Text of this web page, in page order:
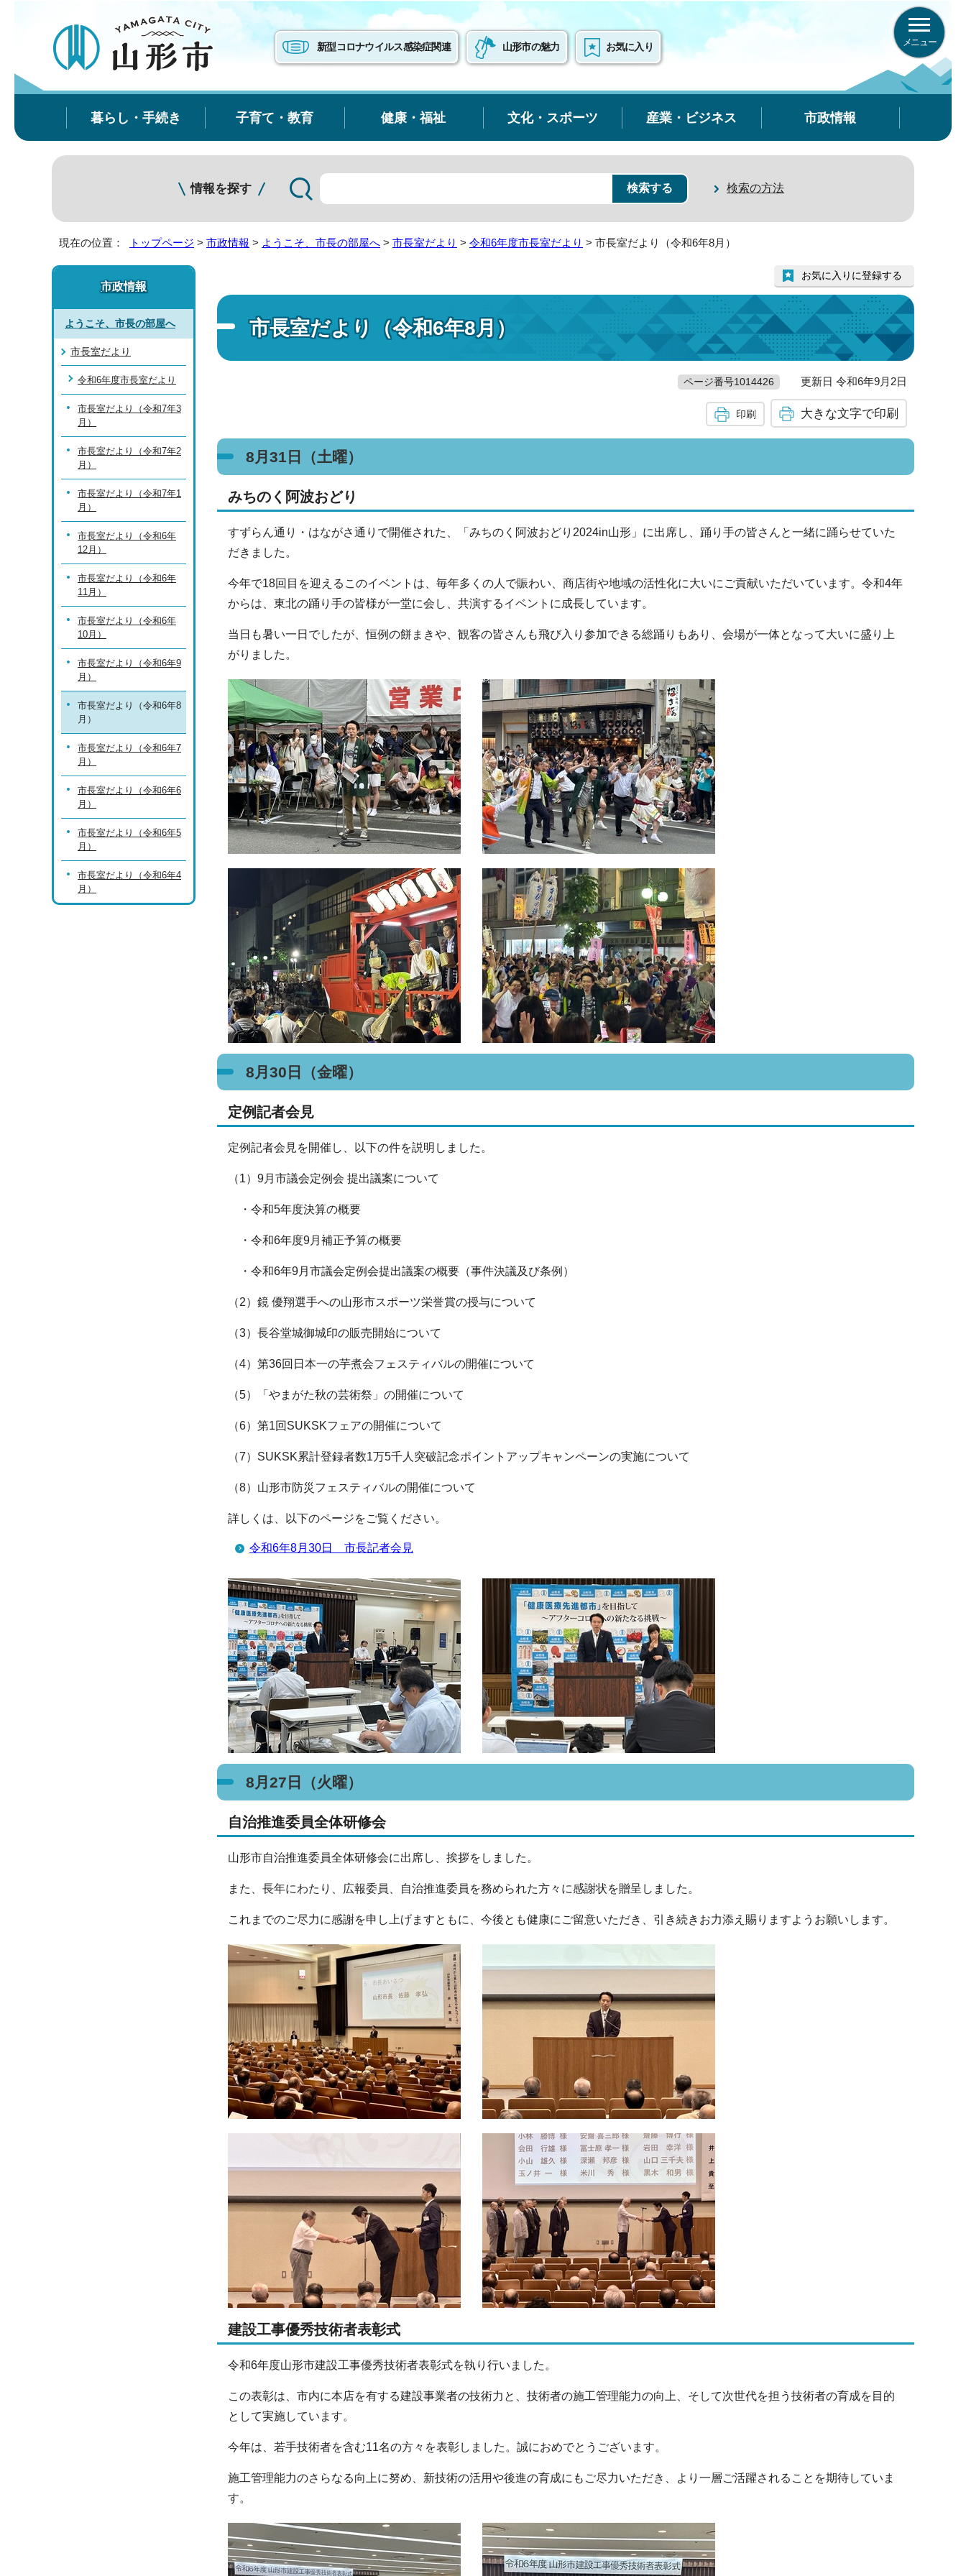
新型コロナウイルス感染症関連 山形市の魅力 お気に入り メニュー
暮らし・手続き 子育て・教育 健康・福祉 文化・スポーツ 産業・ビジネス 市政情報
情報を探す 検索の方法
現在の位置： トップページ > 市政情報 > ようこそ、市長の部屋へ > 市長室だより > 令和6年度市長室だより > 市長室だより（令和6年8月）
市長室だより（令和6年8月）
お気に入りに登録する
ページ番号1014426 更新日 令和6年9月2日
印刷 大きな文字で印刷
8月31日（土曜）
みちのく阿波おどり
すずらん通り・はながさ通りで開催された、「みちのく阿波おどり2024in山形」に出席し、踊り手の皆さんと一緒に踊らせていた
だきました。
今年で18回目を迎えるこのイベントは、毎年多くの人で賑わい、商店街や地域の活性化に大いにご貢献いただいています。令和4年
からは、東北の踊り手の皆様が一堂に会し、共演するイベントに成長しています。
当日も暑い一日でしたが、恒例の餅まきや、観客の皆さんも飛び入り参加できる総踊りもあり、会場が一体となって大いに盛り上
がりました。
8月30日（金曜）
定例記者会見
定例記者会見を開催し、以下の件を説明しました。
（1）9月市議会定例会 提出議案について
・令和5年度決算の概要
・令和6年度9月補正予算の概要
・令和6年9月市議会定例会提出議案の概要（事件決議及び条例）
（2）鏡 優翔選手への山形市スポーツ栄誉賞の授与について
（3）長谷堂城御城印の販売開始について
（4）第36回日本一の芋煮会フェスティバルの開催について
（5）「やまがた秋の芸術祭」の開催について
（6）第1回SUKSKフェアの開催について
（7）SUKSK累計登録者数1万5千人突破記念ポイントアップキャンペーンの実施について
（8）山形市防災フェスティバルの開催について
詳しくは、以下のページをご覧ください。
令和6年8月30日 市長記者会見
8月27日（火曜）
自治推進委員全体研修会
山形市自治推進委員全体研修会に出席し、挨拶をしました。
また、長年にわたり、広報委員、自治推進委員を務められた方々に感謝状を贈呈しました。
これまでのご尽力に感謝を申し上げますともに、今後とも健康にご留意いただき、引き続きお力添え賜りますようお願いします。
建設工事優秀技術者表彰式
令和6年度山形市建設工事優秀技術者表彰式を執り行いました。
この表彰は、市内に本店を有する建設事業者の技術力と、技術者の施工管理能力の向上、そして次世代を担う技術者の育成を目的
として実施しています。
今年は、若手技術者を含む11名の方々を表彰しました。誠におめでとうございます。
施工管理能力のさらなる向上に努め、新技術の活用や後進の育成にもご尽力いただき、より一層ご活躍されることを期待していま
す。
市政情報
ようこそ、市長の部屋へ
市長室だより
令和6年度市長室だより
市長室だより（令和7年3
月）
市長室だより（令和7年2
月）
市長室だより（令和7年1
月）
市長室だより（令和6年
12月）
市長室だより（令和6年
11月）
市長室だより（令和6年
10月）
市長室だより（令和6年9
月）
市長室だより（令和6年8
月）
市長室だより（令和6年7
月）
市長室だより（令和6年6
月）
市長室だより（令和6年5
月）
市長室だより（令和6年4
月）